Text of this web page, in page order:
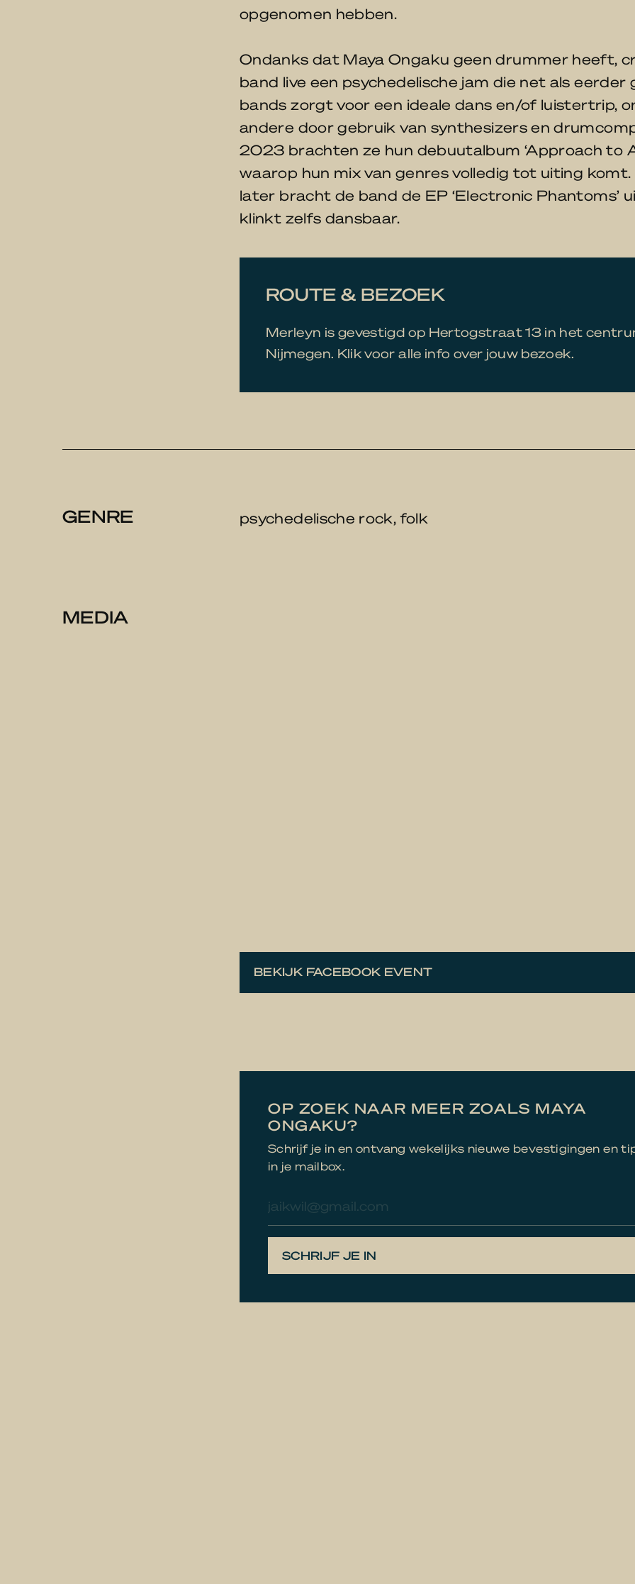
opgenomen hebben.
Ondanks dat Maya Ongaku geen drummer heeft,
band live een psychedelische jam die net als eerder
bands zorgt voor een ideale dans en/of luistertrip,
andere door gebruik van synthesizers en
2023 brachten ze hun debuutalbum ‘Approach to
waarop hun mix van genres volledig tot uiting komt.
later bracht de band de EP ‘Electronic Phantoms’
klinkt zelfs dansbaar.
ROUTE & BEZOEK
Merleyn is gevestigd op Hertogstraat 13 in het
Nijmegen. Klik voor alle info over jouw bezoek.
GENRE psychedelische rock, folk
MEDIA
BEKIJK FACEBOOK EVENT
OP ZOEK NAAR MEER ZOALS MAYA
ONGAKU?
Schrijf je in en ontvang wekelijks nieuwe bevestigingen en
in je mailbox.
mailadres
SCHRIJF JE IN